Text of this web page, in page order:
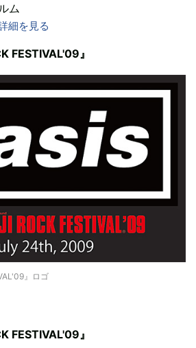
ム
細を見る
FESTIVAL'09』
』ロゴ
FESTIVAL'09』